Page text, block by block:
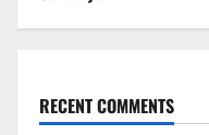
RECENT COMMENTS